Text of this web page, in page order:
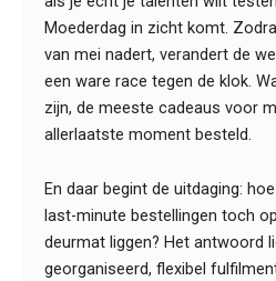
Moederdag in zicht komt.
van mei nadert, verandert de
een ware race tegen de klok.
zijn, de meeste cadeaus voor
allerlaatste moment besteld.
En daar begint de uitdaging:
last-minute bestellingen toch
deurmat liggen? Het antwoord
georganiseerd, flexibel